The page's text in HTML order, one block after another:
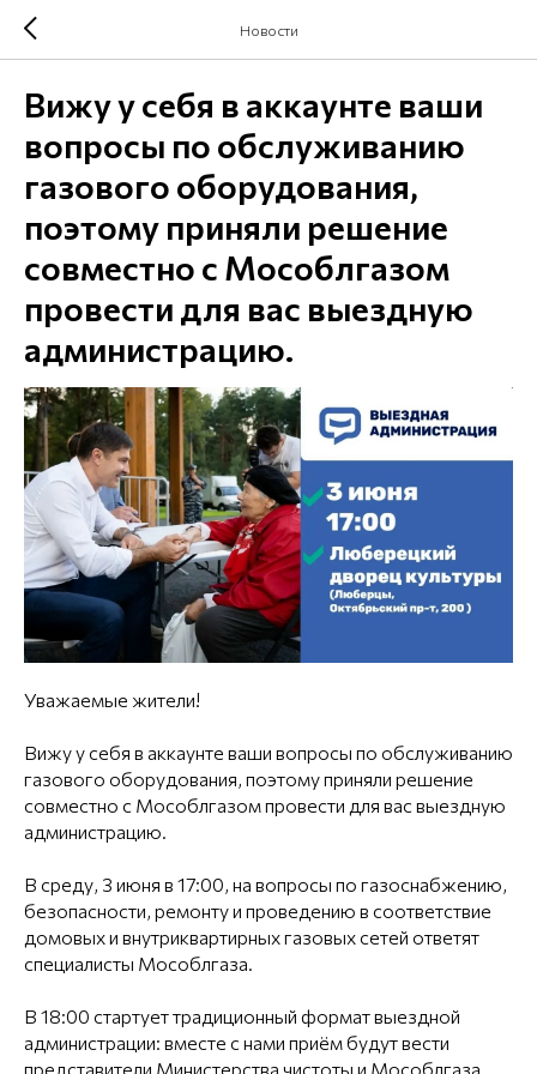
Новости
Вижу у себя в аккаунте ваши
вопросы по обслуживанию
газового оборудования,
поэтому приняли решение
совместно с Мособлгазом
провести для вас выездную
администрацию.
Уважаемые жители!
Вижу у себя в аккаунте ваши вопросы по обслуживанию
газового оборудования, поэтому приняли решение
совместно с Мособлгазом провести для вас выездную
администрацию.
В среду, 3 июня в 17:00, на вопросы по газоснабжению,
безопасности, ремонту и проведению в соответствие
домовых и внутриквартирных газовых сетей ответят
специалисты Мособлгаза.
В 18:00 стартует традиционный формат выездной
администрации: вместе с нами приём будут вести
представители Министерства чистоты и Мособлгаза.